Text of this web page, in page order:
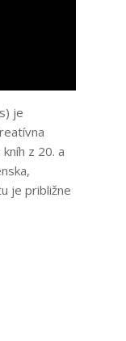
je
z 20. a
je približne